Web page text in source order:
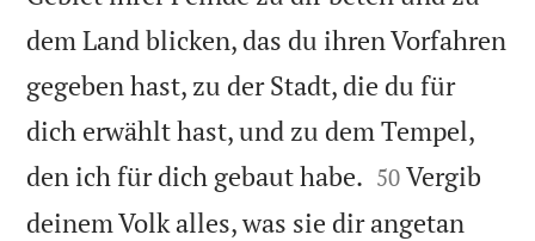
dem Land blicken, das du ihren Vorfahren
gegeben hast, zu der Stadt, die du für
dich erwählt hast, und zu dem Tempel,
den ich für dich gebaut habe. 

50 Vergib
deinem Volk alles, was sie dir angetan